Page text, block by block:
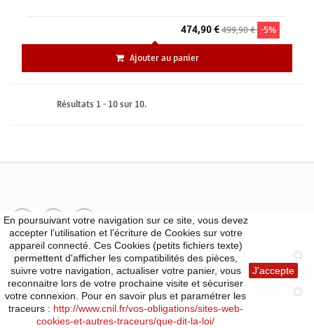
474,90 €499,90 € -5%
Ajouter au panier
Résultats 1 - 10 sur 10.
Moyens de paiement
À propos
En poursuivant votre navigation sur ce site, vous devez
accepter l’utilisation et l'écriture de Cookies sur votre
appareil connecté. Ces Cookies (petits fichiers texte)
permettent d'afficher les compatibilités des pièces,
suivre votre navigation, actualiser votre panier, vous
reconnaitre lors de votre prochaine visite et sécuriser
votre connexion. Pour en savoir plus et paramétrer les
traceurs : http://www.cnil.fr/vos-obligations/sites-web-
cookies-et-autres-traceurs/que-dit-la-loi/
J'accepte